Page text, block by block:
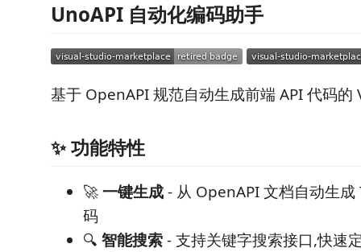
UnoAPI 自动化编码助手
基于 OpenAPI 规范自动生成前端 API 代码的
✨ 功能特性
🚀一键生成- 从 OpenAPI 文档自动生
码
🔍 智能搜索- 支持关键字搜索接口,快速